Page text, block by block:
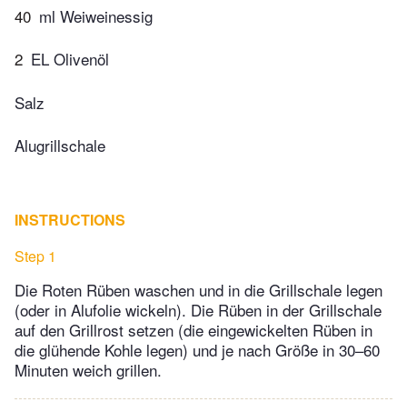
40 ml Weiweinessig
2 EL Olivenöl
Salz
Alugrillschale
INSTRUCTIONS
Step 1
Die Roten Rüben waschen und in die Grillschale legen
(oder in Alufolie wickeln). Die Rüben in der Grillschale
auf den Grillrost setzen (die eingewickelten Rüben in
die glühende Kohle legen) und je nach Größe in 30–60
Minuten weich grillen.